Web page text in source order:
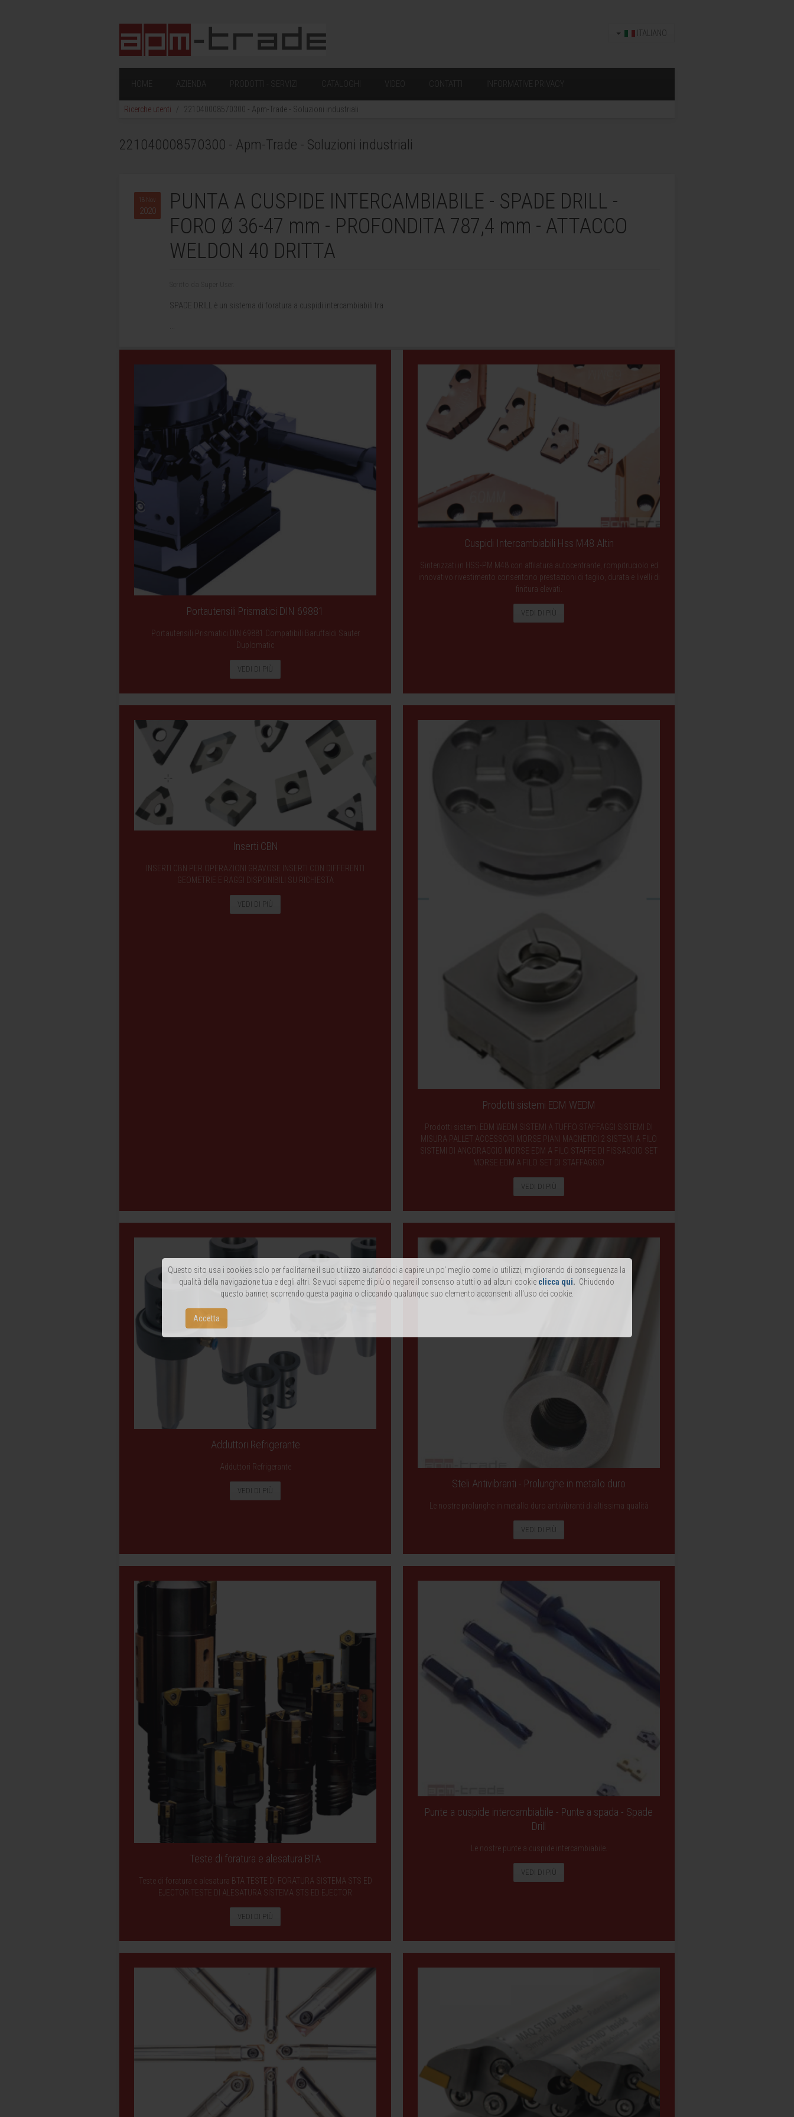
Questo sito usa i cookies solo per facilitarne il suo utilizzo aiutandoci a capire un po' meglio come lo utilizzi, migliorando di conseguenza la
qualità della navigazione tua e degli altri. Se vuoi saperne di più o negare il consenso a tutti o ad alcuni cookie clicca qui. Chiudendo
questo banner, scorrendo questa pagina o cliccando qualunque suo elemento acconsenti all'uso dei cookie.
Accetta
ITALIANO
HOME AZIENDA PRODOTTI - SERVIZI CATALOGHI VIDEO CONTATTI INFORMATIVE PRIVACY
Ricerche utenti 221040008570300 - Apm-Trade - Soluzioni industriali
221040008570300 - Apm-Trade - Soluzioni industriali
18 Nov
2020
PUNTA A CUSPIDE INTERCAMBIABILE - SPADE DRILL -
FORO Ø 36-47 mm - PROFONDITA 787,4 mm - ATTACCO
WELDON 40 DRITTA
SPADE DRILL è un sistema di foratura a cuspidi intercambiabili tra
Portautensili Prismatici DIN 69881
Portautensili Prismatici DIN 69881 Compatibili Baruffaldi Sauter
Duplomatic
VEDI DI PIÙ
Cuspidi Intercambiabili Hss M48 Altin
Sinterizzati in HSS-PM M48 con affilatura autocentrante, rompitruciolo ed
innovativo rivestimento consentono prestazioni di taglio, durata e livelli di
finitura elevati.
VEDI DI PIÙ
Inserti CBN
INSERTI CBN PER OPERAZIONI GRAVOSE INSERTI CON DIFFERENTI
GEOMETRIE E RAGGI DISPONIBILI SU RICHIESTA
VEDI DI PIÙ
Prodotti sistemi EDM WEDM
Prodotti sistemi EDM WEDM SISTEMI A TUFFO STAFFAGGI SISTEMI DI
MISURA PALLET ACCESSORI MORSE PIANI MAGNETICI 2 SISTEMI A FILO
SISTEMI DI ANCORAGGIO MORSE EDM A FILO STAFFE DI FISSAGGIO SET
MORSE EDM A FILO SET DI STAFFAGGIO
VEDI DI PIÙ
Adduttori Refrigerante
Adduttori Refrigerante
VEDI DI PIÙ
Steli Antivibranti - Prolunghe in metallo duro
Le nostre prolunghe in metallo duro antivibranti di altissima qualità
VEDI DI PIÙ
Teste di foratura e alesatura BTA
Teste di foratura e alesatura BTA TESTE DI FORATURA SISTEMA STS ED
EJECTOR TESTE DI ALESATURA SISTEMA STS ED EJECTOR
VEDI DI PIÙ
Punte a cuspide intercambiabile - Punte a spada - Spade
Drill
Le nostre punte a cuspide intercambiabile.
VEDI DI PIÙ